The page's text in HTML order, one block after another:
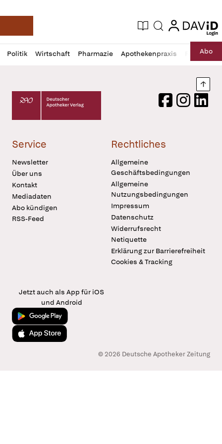
Deutsche Apotheker Zeitung
Aktuelle Ausgabe
Suche login
login
Politik Wirtschaft Pharmazie Apothekenpraxis RechtAbo
Profil
öffnen
Daz
Pur
Deutscher Apotheker Verlag Logo
FacebookInstagram
Service
Newsletter
Über uns
Kontakt
Mediadaten
Abo kündigen
RSS-Feed
Rechtliches
Allgemeine
Geschäftsbedingungen
Allgemeine
Nutzungsbedingungen
Impressum
Datenschutz
Widerrufsrecht
Netiquette
Erklärung zur Barrierefreiheit
Cookies & Tracking
Jetzt auch als App für iOS
und Android
Jetzt bei Google Play
Laden im App Store
© 2026 Deutsche Apotheker Zeitung